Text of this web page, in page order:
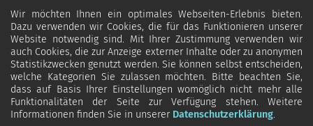
Wir möchten Ihnen ein optimales Webseiten-Erlebnis bieten.
Dazu verwenden wir Cookies, die für das Funktionieren unserer
Website notwendig sind. Mit Ihrer Zustimmung verwenden wir
auch Cookies, die zur Anzeige externer Inhalte oder zu anonymen
Statistikzwecken genutzt werden. Sie können selbst entscheiden,
welche Kategorien Sie zulassen möchten. Bitte beachten Sie,
dass auf Basis Ihrer Einstellungen womöglich nicht mehr alle
Funktionalitäten der Seite zur Verfügung stehen. Weitere
Informationen finden Sie in unserer Datenschutzerklärung.